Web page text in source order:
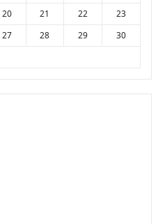
20 21 22
23
27 28 29
30